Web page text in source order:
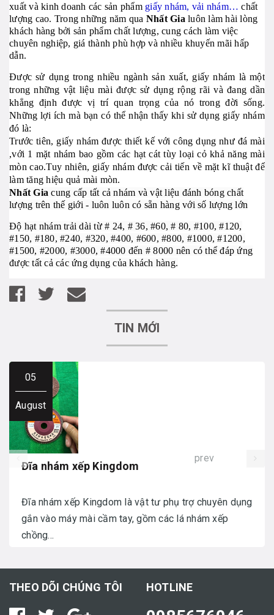
xuất và kinh doanh các sản phẩm giấy nhám, vải nhám… chất
lượng cao. Trong những năm qua Nhất Gia luôn làm hài lòng
khách hàng bởi sản phẩm chất lượng, cung cách làm việc
chuyên nghiệp, giá thành phù hợp và nhiều khuyến mãi hấp
dẫn.
Được sử dụng trong nhiều ngành sản xuất, giấy nhám là một
trong những vật liệu mài được sử dụng rộng rãi và đang dần
khẳng định được vị trí quan trọng của nó trong đời sống.
Những lợi ích mà bạn có thể nhận thấy khi sử dụng giấy nhám
đó là:
Trước tiên, giấy nhám được thiết kế với công dụng như đá mài
,với 1 mặt nhám bao gồm các hạt cát tùy loại cỏ khả năng mài
mòn cao.Tuy nhiên, giấy nhám được cải tiến về mặt kĩ thuật để
làm tăng hiệu quả mài mòn.
Nhất Gia cung cấp tất cả nhám và vật liệu đánh bóng chất
lượng trên thế giới - luôn luôn có sẵn hàng với số lượng lớn
Độ hạt nhám trải dài từ # 24, # 36, #60, # 80, #100, #120,
#150, #180, #240, #320, #400, #600, #800, #1000, #1200,
#1500, #2000, #3000, #4000 đến # 8000 nên có thể đáp ứng
được tất cả các ứng dụng của khách hàng.
TIN MỚI
05
August
Đĩa nhám xếp Kingdom
Đĩa nhám xếp Kingdom là vật tư phụ trợ chuyên dụng
gắn vào máy mài cầm tay, gồm các lá nhám xếp
chồng...
prev
THEO DÕI CHÚNG TÔI HOTLINE